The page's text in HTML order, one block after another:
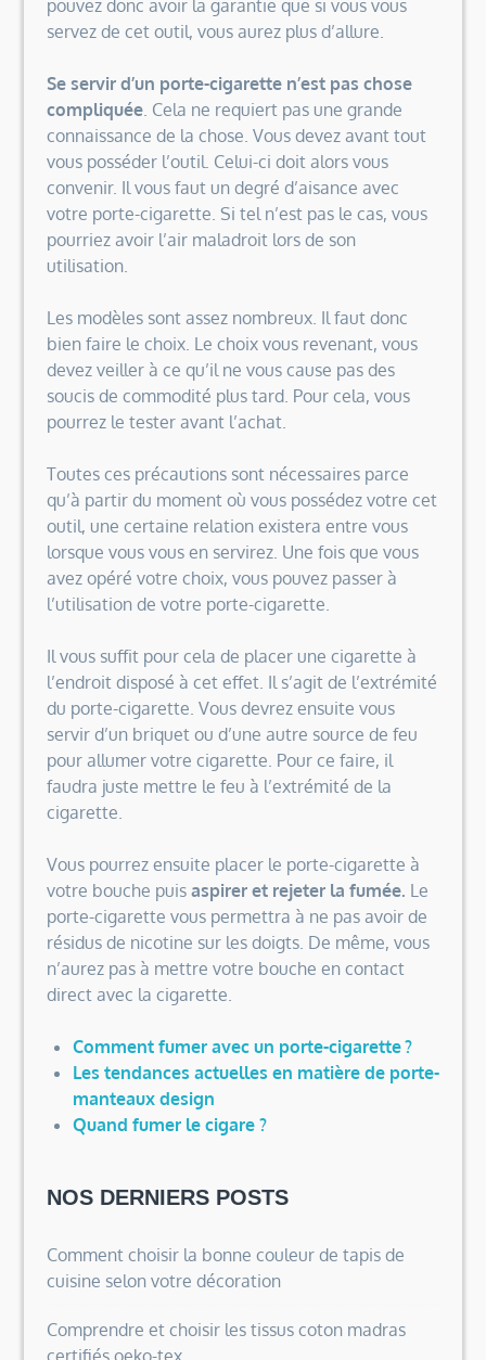
pouvez donc avoir la garantie que si vous vous
servez de cet outil, vous aurez plus d’allure.
Se servir d’un porte-cigarette n’est pas chose
compliquée. Cela ne requiert pas une grande
connaissance de la chose. Vous devez avant tout
vous posséder l’outil. Celui-ci doit alors vous
convenir. Il vous faut un degré d’aisance avec
votre porte-cigarette. Si tel n’est pas le cas, vous
pourriez avoir l’air maladroit lors de son
utilisation.
Les modèles sont assez nombreux. Il faut donc
bien faire le choix. Le choix vous revenant, vous
devez veiller à ce qu’il ne vous cause pas des
soucis de commodité plus tard. Pour cela, vous
pourrez le tester avant l’achat.
Toutes ces précautions sont nécessaires parce
qu’à partir du moment où vous possédez votre cet
outil, une certaine relation existera entre vous
lorsque vous vous en servirez. Une fois que vous
avez opéré votre choix, vous pouvez passer à
l’utilisation de votre porte-cigarette.
Il vous suffit pour cela de placer une cigarette à
l’endroit disposé à cet effet. Il s’agit de l’extrémité
du porte-cigarette. Vous devrez ensuite vous
servir d’un briquet ou d’une autre source de feu
pour allumer votre cigarette. Pour ce faire, il
faudra juste mettre le feu à l’extrémité de la
cigarette.
Vous pourrez ensuite placer le porte-cigarette à
votre bouche puis aspirer et rejeter la fumée. Le
porte-cigarette vous permettra à ne pas avoir de
résidus de nicotine sur les doigts. De même, vous
n’aurez pas à mettre votre bouche en contact
direct avec la cigarette.
Comment fumer avec un porte-cigarette ?
Les tendances actuelles en matière de porte-
manteaux design
Quand fumer le cigare ?
NOS DERNIERS POSTS
Comment choisir la bonne couleur de tapis de
cuisine selon votre décoration
Comprendre et choisir les tissus coton madras
certifiés oeko-tex